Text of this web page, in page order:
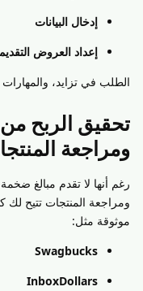
إدخال البيانات
إعداد العروض
الطلب في تزايد،
تحقيق الربح
ومراجعة
رغم أنها لا تقدم مبالغ
ومراجعة المنتجات تتيح
موثوقة مثل:
Swagbucks
InboxDollars